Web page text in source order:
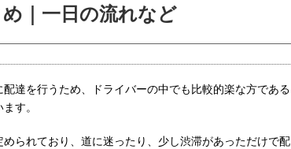
｜一日の流れなど
達を行うため、ドライバーの中でも比較的楽な方である
す。
られており、道に迷ったり、少し渋滞があっただけで配